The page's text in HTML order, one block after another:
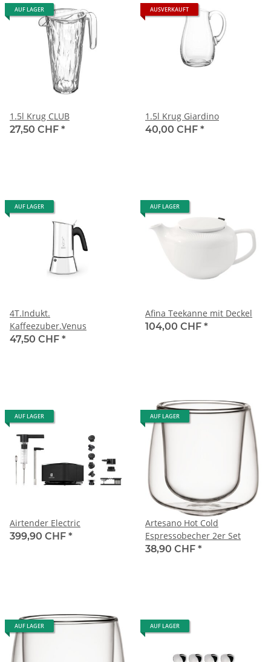
AUF LAGER
1.5l Krug CLUB
27,50 CHF *
AUSVERKAUFT
1.5l Krug Giardino
40,00 CHF *
AUF LAGER
4T.Indukt.
Kaffeezuber.Venus
47,50 CHF *
AUF LAGER
Afina Teekanne mit Deckel
104,00 CHF *
AUF LAGER
Airtender Electric
399,90 CHF *
AUF LAGER
Artesano Hot Cold
Espressobecher 2er Set
38,90 CHF *
AUF LAGER AUF LAGER